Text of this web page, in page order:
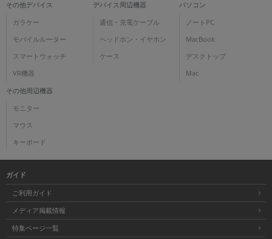
その他デバイス
ガラケー
モバイルルーター
スマートウォッチ
VR機器
デバイス周辺機器
通信・充電ケーブル
ヘッドホン・イヤホン
ケース
パソコン
ノートPC
MacBook
デスクトップ
Mac
その他周辺機器
モニター
マウス
キーボード
ガイド
ご利用ガイド
メディア掲載情報
特集ページ一覧